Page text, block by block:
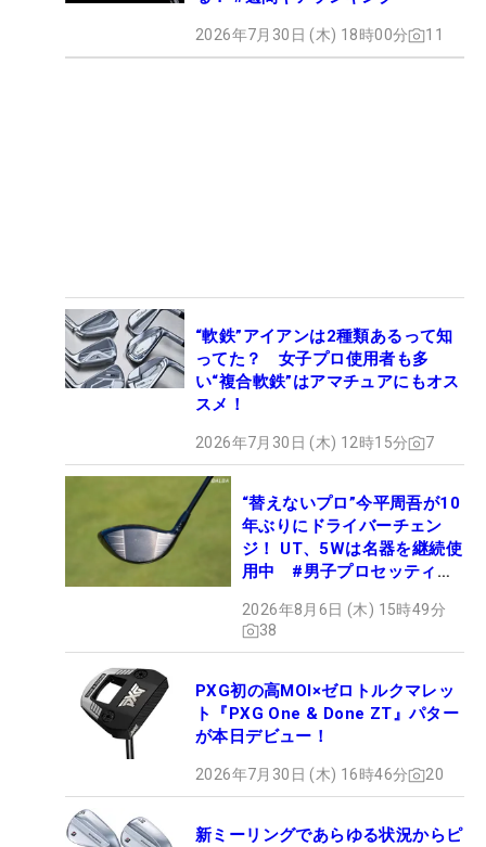
2026年7月30日 (木) 18時00分 11
“軟鉄”アイアンは2種類あるって知
ってた？ 女子プロ使用者も多
い“複合軟鉄”はアマチュアにもオス
スメ！
2026年7月30日 (木) 12時15分 7
“替えないプロ”今平周吾が10
年ぶりにドライバーチェン
ジ！ UT、5Wは名器を継続使
用中 #男子プロセッティン
2026年8月6日 (木) 15時49分
38
PXG初の高MOI×ゼロトルクマレッ
ト『PXG One & Done ZT』パター
が本日デビュー！
2026年7月30日 (木) 16時46分 20
新ミーリングであらゆる状況からピ